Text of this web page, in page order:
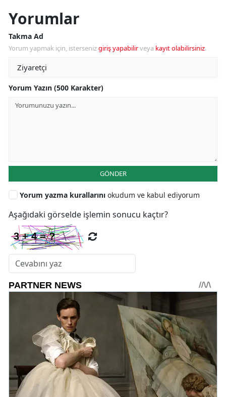
Yorumlar
Takma Ad
Yorum yapmak için, istersenizgiriş yapabilirveya kayıt olabilirsiniz.
Yorum Yazın (500 Karakter)
GÖNDER
Yorum yazma kurallarını okudum ve kabul ediyorum
Aşağıdaki görselde işlemin sonucu kaçtır?